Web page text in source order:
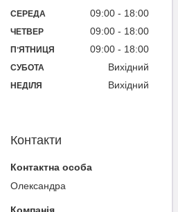
СЕРЕДА 09:00 18:00
ЧЕТВЕР 09:00 18:00
ПʼЯТНИЦЯ 09:00 18:00
СУБОТА Вихідний
НЕДІЛЯ Вихідний
Контакти
Олександра